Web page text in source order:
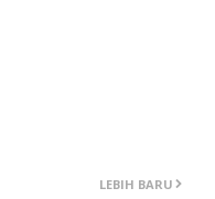
LEBIH BARU